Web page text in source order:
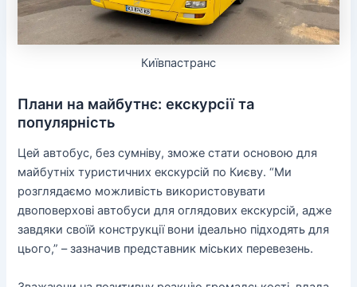
Київпастранс
Плани на майбутнє: екскурсії та
популярність
Цей автобус, без сумніву, зможе стати основою для
майбутніх туристичних екскурсій по Києву. “Ми
розглядаємо можливість використовувати
двоповерхові автобуси для оглядових екскурсій, адже
завдяки своїй конструкції вони ідеально підходять для
цього,” – зазначив представник міських перевезень.